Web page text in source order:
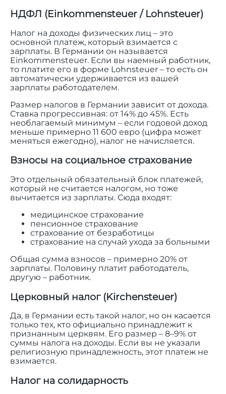
НДФЛ (Einkommensteuer / Lohnsteuer)
Налог на доходы физических лиц – это
основной платеж, который взимается с
зарплаты. В Германии он называется
Einkommensteuer. Если вы наемный работник,
то платите его в форме Lohnsteuer – то есть он
автоматически удерживается из вашей
зарплаты работодателем.
Размер налогов в Германии зависит от дохода.
Ставка прогрессивная: от 14% до 45%. Есть
необлагаемый минимум – если годовой доход
меньше примерно 11 600 евро (цифра может
меняться ежегодно), налог не начисляется.
Взносы на социальное страхование
Это отдельный обязательный блок платежей,
который не считается налогом, но тоже
вычитается из зарплаты. Сюда входят:
медицинское страхование
пенсионное страхование
страхование от безработицы
страхование на случай ухода за больными
Общая сумма взносов – примерно 20% от
зарплаты. Половину платит работодатель,
другую – работник.
Церковный налог (Kirchensteuer)
Да, в Германии есть такой налог, но он касается
только тех, кто официально принадлежит к
признанным церквям. Его размер – 8–9% от
суммы налога на доходы. Если вы не указали
религиозную принадлежность, этот платеж не
взимается.
Налог на солидарность